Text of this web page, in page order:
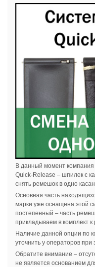
В данный момент
Quick-Release – шпилек с
снять ремешок в одно
Основная часть
марки уже оснащена этой
постепенный – часть
прикладываем в комплект
Наличие данной опции по
уточнить у операторов при
Обратите внимание –
не является основанием